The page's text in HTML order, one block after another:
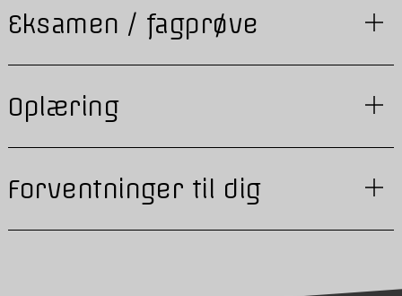
Eksamen / fagprøve
Oplæring
Forventninger til dig